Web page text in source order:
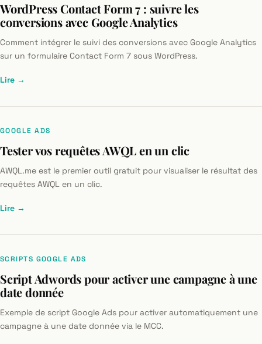
WordPress Contact Form 7 : suivre les
conversions avec Google Analytics
Comment intégrer le suivi des conversions avec Google Analytics
sur un formulaire Contact Form 7 sous WordPress.
Lire →
GOOGLE ADS
Tester vos requêtes AWQL en un clic
AWQL.me est le premier outil gratuit pour visualiser le résultat des
requêtes AWQL en un clic.
Lire →
SCRIPTS GOOGLE ADS
Script Adwords pour activer une campagne à une
date donnée
Exemple de script Google Ads pour activer automatiquement une
campagne à une date donnée via le MCC.